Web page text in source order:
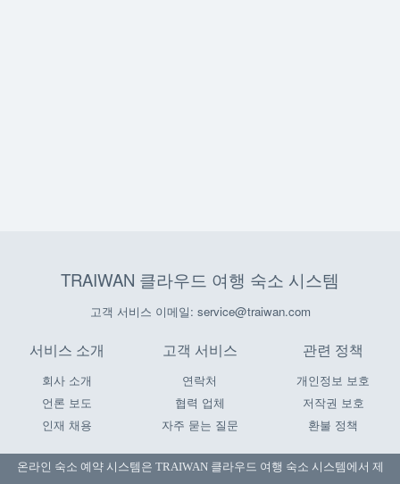
TRAIWAN 클라우드 여행 숙소 시스템
고객 서비스 이메일: service@traiwan.com
서비스 소개
회사 소개
언론 보도
인재 채용
고객 서비스
연락처
협력 업체
자주 묻는 질문
관련 정책
개인정보 보호
저작권 보호
환불 정책
온라인 숙소 예약 시스템은 TRAIWAN 클라우드 여행 숙소 시스템에서 제